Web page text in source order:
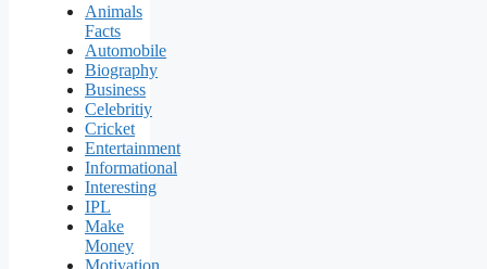
Animals
Facts
Automobile
Biography
Business
Celebritiy
Cricket
Entertainment
Informational
Interesting
IPL
Make
Money
Motivation